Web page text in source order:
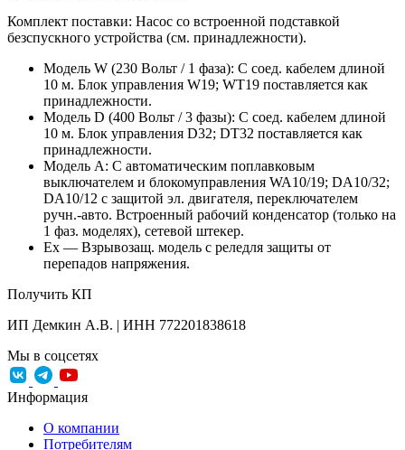
Комплект поставки: Насос со встроенной подставкой
безспускного устройства (см. принадлежности).
Модель W (230 Вольт / 1 фаза): С соед. кабелем длиной
10 м. Блок управления W19; WT19 поставляется как
принадлежности.
Модель D (400 Вольт / 3 фазы): С соед. кабелем длиной
10 м. Блок управления D32; DT32 поставляется как
принадлежности.
Модель A: С автоматическим поплавковым
выключателем и блокомуправления WA10/19; DA10/32;
DA10/12 с защитой эл. двигателя, переключателем
ручн.-авто. Встроенный рабочий конденсатор (только на
1 фаз. моделях), сетевой штекер.
Ex — Взрывозащ. модель с реледля защиты от
перепадов напряжения.
Получить КП
ИП Демкин А.В. | ИНН 772201838618
Мы в соцсетях
Информация
О компании
Потребителям